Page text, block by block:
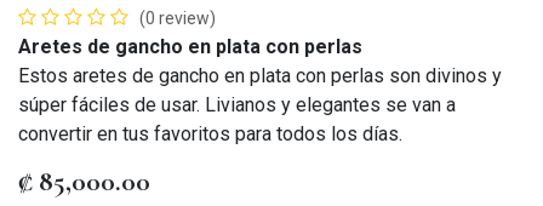
(0 review)
Aretes de gancho en plata con perlas
Estos aretes de gancho en plata con perlas son divinos y
súper fáciles de usar. Livianos y elegantes se van a
convertir en tus favoritos para todos los días.
₡ 85,000.00